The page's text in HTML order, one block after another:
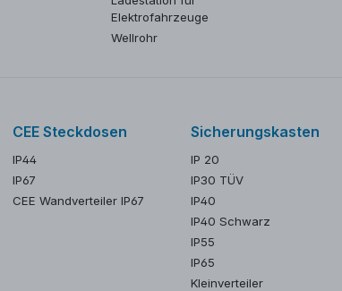
Elektrofahrzeuge
Wellrohr
CEE Steckdosen
IP44
IP67
CEE Wandverteiler IP67
Sicherungskasten
IP 20
IP30 TÜV
IP40
IP40 Schwarz
IP55
IP65
Kleinverteiler